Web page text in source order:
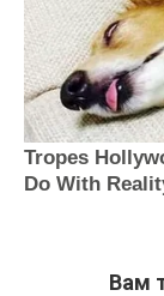
Вам